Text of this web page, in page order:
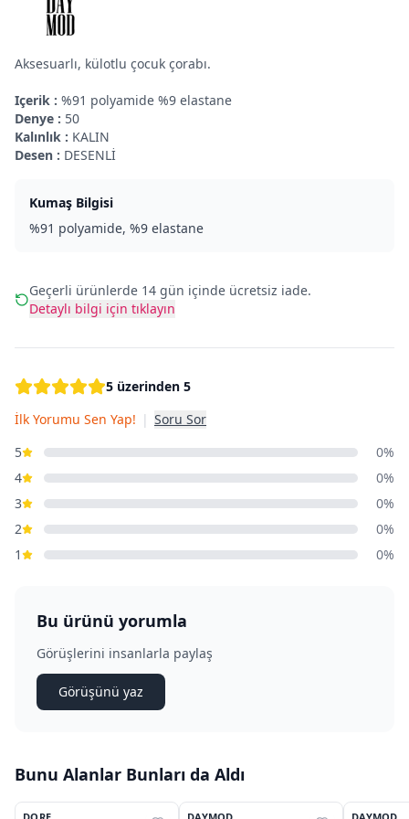
Aksesuarlı, külotlu çocuk çorabı.
Içerik : %91 polyamide %9 elastane
Denye : 50
Kalınlık : KALIN
Desen : DESENLİ
Kumaş Bilgisi
%91 polyamide, %9 elastane
Geçerli ürünlerde 14 gün içinde ücretsiz iade.
Detaylı bilgi için tıklayın
5 üzerinden 5
İlk Yorumu Sen Yap! | Soru Sor
5
0%
4
0%
3
0%
2
0%
1
0%
Bu ürünü yorumla
Görüşlerini insanlarla paylaş
Görüşünü yaz
Bunu Alanlar Bunları da Aldı